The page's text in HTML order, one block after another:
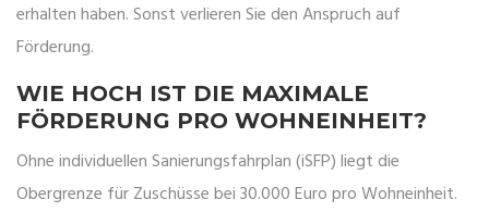
erhalten haben. Sonst verlieren Sie den Anspruch auf
Förderung.
WIE HOCH IST DIE MAXIMALE
FÖRDERUNG PRO WOHNEINHEIT?
Ohne individuellen Sanierungsfahrplan (iSFP) liegt die
Obergrenze für Zuschüsse bei 30.000 Euro pro Wohneinheit.